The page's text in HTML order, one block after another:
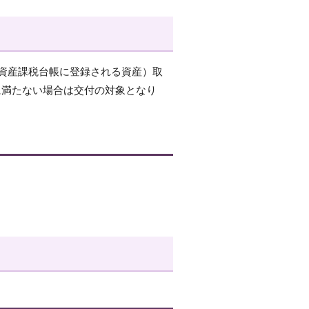
産課税台帳に登録される資産）取
たない場合は交付の対象となり